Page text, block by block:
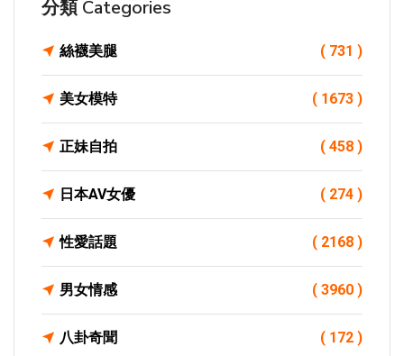
分類 Categories
絲襪美腿 ( 731 )
美女模特 ( 1673 )
正妹自拍 ( 458 )
日本AV女優 ( 274 )
性愛話題 ( 2168 )
男女情感 ( 3960 )
八卦奇聞 ( 172 )